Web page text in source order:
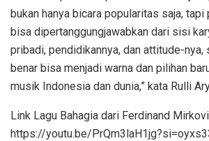
bukan hanya bicara popularitas saja,
bisa dipertanggungjawabkan dari sisi
pribadi, pendidikannya, dan attitude-nya,
benar bisa menjadi warna dan pilihan
musik Indonesia dan dunia,” kata Rulli
Link Lagu Bahagia dari Ferdinand
https://youtu.be/